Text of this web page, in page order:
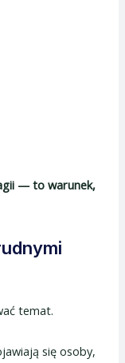
— to warunek,
temat.
się osoby,